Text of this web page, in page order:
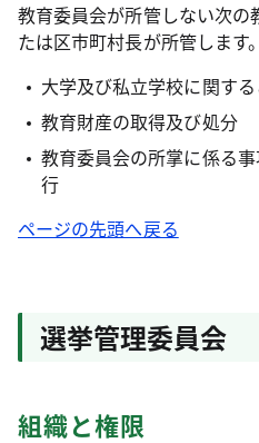
教育委員会が所管しない次の
たは区市町村長が所管します。
大学及び私立学校に関する
教育財産の取得及び処分
教育委員会の所掌に係る
行
ページの先頭へ戻る
選挙管理委員会
組織と権限